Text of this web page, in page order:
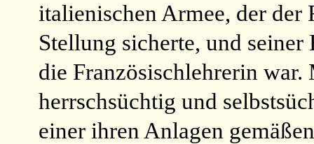
italienischen Armee, der der
Stellung sicherte, und
die Französischlehrerin
herrschsüchtig und
einer ihren Anlagen